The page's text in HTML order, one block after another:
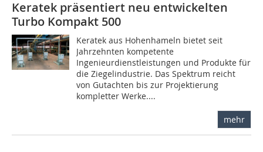
Keratek präsentiert neu entwickelten
Turbo Kompakt 500
Keratek aus Hohenhameln bietet seit
Jahrzehnten kompetente
Ingenieurdienstleistungen und Produkte für
die Ziegelindustrie. Das Spektrum reicht
von Gutachten bis zur Projektierung
kompletter Werke....
mehr